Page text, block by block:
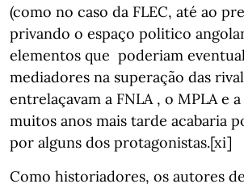
(como no caso da FLEC, até ao
privando o espaço politico
elementos que poderiam
mediadores na superação das
entrelaçavam a FNLA , o MPLA e
muitos anos mais tarde acabaria
por alguns dos protagonistas.[xi]
Como historiadores, os autores